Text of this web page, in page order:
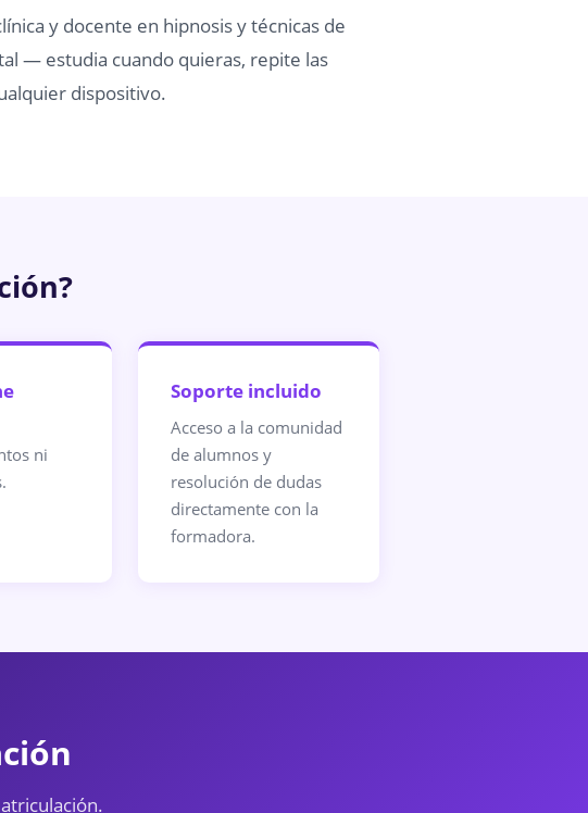
y docente en hipnosis y técnicas de
— estudia cuando quieras, repite las
dispositivo.
ni
Soporte incluido
Acceso a la comunidad
de alumnos y
resolución de dudas
directamente con la
formadora.